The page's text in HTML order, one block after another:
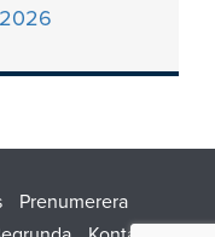
Prenumerera